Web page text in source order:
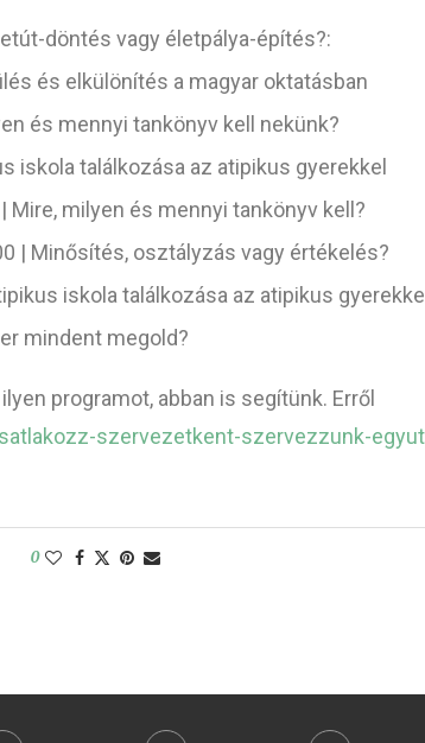
döntés vagy életpálya-építés?:
és elkülönítés a magyar oktatásban
és mennyi tankönyv kell nekünk?
iskola találkozása az atipikus gyerekkel
Mire, milyen és mennyi tankönyv kell?
| Minősítés, osztályzás vagy értékelés?
iskola találkozása az atipikus gyerekkel
mindent megold?
programot, abban is segítünk. Erről
szervezetkent-szervezzunk-
0